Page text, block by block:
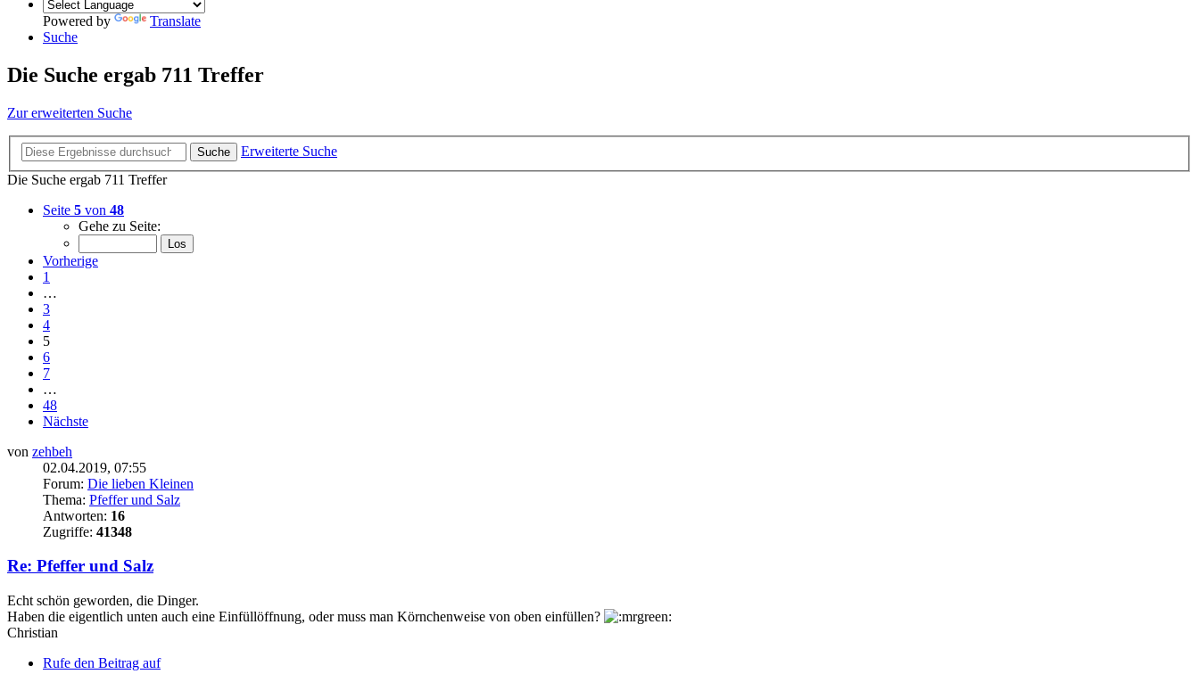
Powered by
Translate
Suche
Die Suche ergab 711 Treffer
Zur erweiterten Suche
Suche
Erweiterte Suche
Die Suche ergab 711 Treffer
Seite 5 von 48
Gehe zu Seite:
Vorherige
1
…
3
4
5
6
7
…
48
Nächste
von zehbeh
02.04.2019, 07:55
Forum: Die lieben Kleinen
Thema: Pfeffer und Salz
Antworten: 16
Zugriffe: 41348
Re: Pfeffer und Salz
Echt schön geworden, die Dinger.
Haben die eigentlich unten auch eine Einfüllöffnung, oder muss man Körnchenweise von oben einfüllen?
Christian
Rufe den Beitrag auf